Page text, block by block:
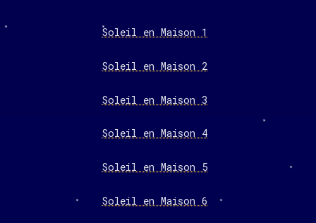
Soleil en Maison 1
Soleil en Maison 2
Soleil en Maison 3
Soleil en Maison 4
Soleil en Maison 5
Soleil en Maison 6